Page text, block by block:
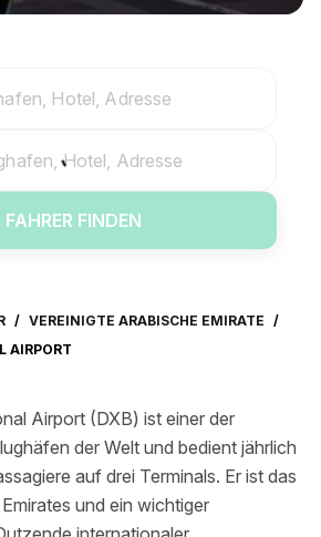
Hotel, Adresse
Hotel, Adresse
FAHRER FINDEN
/ VEREINIGTE ARABISCHE EMIRATE /
AIRPORT
Airport (DXB) ist einer der
der Welt und bedient jährlich
auf drei Terminals. Er ist das
und ein wichtiger